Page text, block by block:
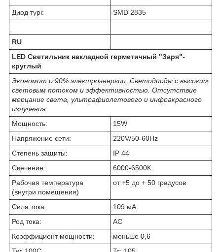
Диод түрі: SMD 2835
RU
LED Светильник накладной герметичный "Заря"-
круглый
Экономит о 90% электроэнергии. Светодиоды с высоким
световым потоком и эффективностью. Отсутствие
мерцание света, ультрафиолетового и инфракрасного
излучения.
Мощность:
15W
Напряжение сети:
220V/50-60Hz
Степень защиты:
IP 44
Свечение:
6000-6500К
Рабочая температура
(внутри помещения)
от +5 до + 50 градусов
Сила тока:
109 мA
Род тока:
АС
Коэффициент мощности:
меньше 0,6